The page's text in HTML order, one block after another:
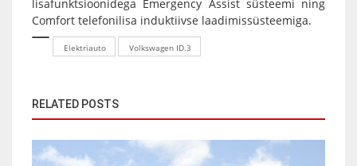
lisafunktsioonidega Emergency Assist süsteemi ning
Comfort telefonilisa induktiivse laadimissüsteemiga.
Elektriauto Volkswagen ID.3
RELATED POSTS